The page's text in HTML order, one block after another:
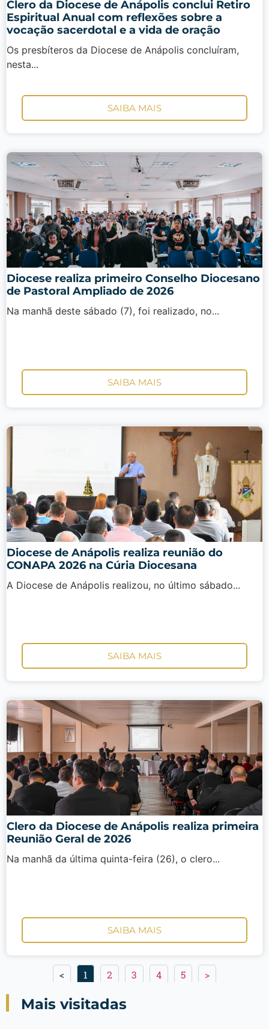
Clero da Diocese de Anápolis conclui Retiro
Espiritual Anual com reflexões sobre a
vocação sacerdotal e a vida de oração
Os presbíteros da Diocese de Anápolis concluíram,
nesta...
SAIBA MAIS
Diocese realiza primeiro Conselho Diocesano
de Pastoral Ampliado de 2026
Na manhã deste sábado (7), foi realizado, no...
SAIBA MAIS
Diocese de Anápolis realiza reunião do
CONAPA 2026 na Cúria Diocesana
A Diocese de Anápolis realizou, no último sábado...
SAIBA MAIS
Clero da Diocese de Anápolis realiza primeira
Reunião Geral de 2026
Na manhã da última quinta-feira (26), o clero...
SAIBA MAIS
< 1 2 3 4 5 >
Mais visitadas